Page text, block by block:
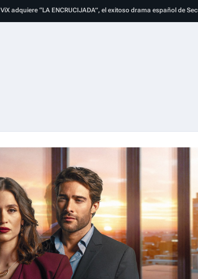
ViX adquiere “LA ENCRUCIJADA”, el exitoso drama español de